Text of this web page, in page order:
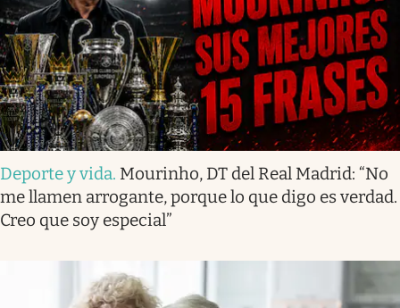
Deporte y vida. Mourinho, DT del Real Madrid: “No
me llamen arrogante, porque lo que digo es verdad.
Creo que soy especial”